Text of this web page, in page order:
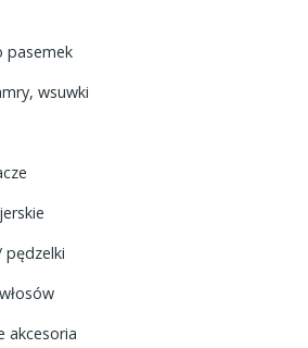
pasemek
wsuwki
pędzelki
akcesoria